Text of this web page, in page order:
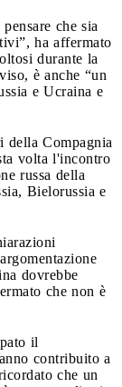
che sia
ha affermato
durante la
è anche “un
e Ucraina e
della Compagnia
volta l'incontro
russa della
Bielorussia e
dovrebbe
che non è
il
contribuito a
che un